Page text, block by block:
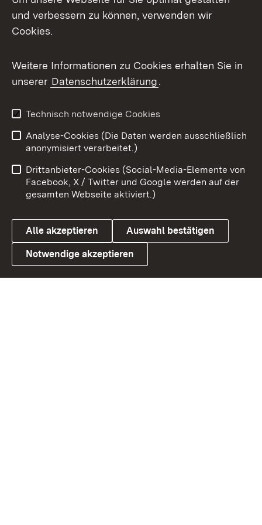
Facebook
X / Twitter
Youtube
Link zum Landesportal
Impressum
Kontakt
Barrierefreiheit
Datenschutz
Cookies
und verbessern zu können, verwenden wir
Cookies.
Weitere Informationen zu Cookies erhalten Sie in
unserer Datenschutzerklärung.
Technisch notwendige Cookies
Analyse-Cookies (Die Daten werden ausschließlich
anonymisiert verarbeitet.)
Drittanbieter-Cookies (Social-Media-Elemente von
Facebook, X / Twitter und Google werden auf der
gesamten Webseite aktiviert.)
Alle akzeptieren Auswahl bestätigen
Notwendige akzeptieren